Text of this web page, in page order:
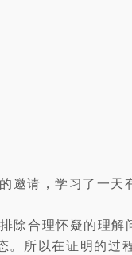
邀请，学习了一天
除合理怀疑的理
。所以在证明的过